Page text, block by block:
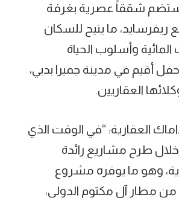
ريفرسايد فيوز، وستضم شققاً عصرية بغرفة
ما يتيح للسكان
وأسلوب الحياة
أقيم في مدينة جميرا بدبي،
العقاريين.
العقارية: “في الوقت الذي
طرح مشاريع رائدة
وهو ما يوفره مشروع
من مطار آل مكتوم الدولي،